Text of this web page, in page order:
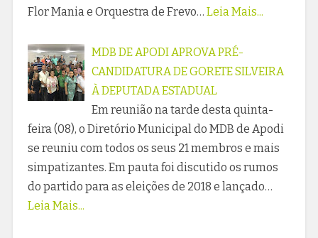
Flor Mania e Orquestra de Frevo… Leia Mais...
MDB DE APODI APROVA PRÉ-
CANDIDATURA DE GORETE SILVEIRA
À DEPUTADA ESTADUAL
Em reunião na tarde desta quinta-
feira (08), o Diretório Municipal do MDB de Apodi
se reuniu com todos os seus 21 membros e mais
simpatizantes. Em pauta foi discutido os rumos
do partido para as eleições de 2018 e lançado…
Leia Mais...